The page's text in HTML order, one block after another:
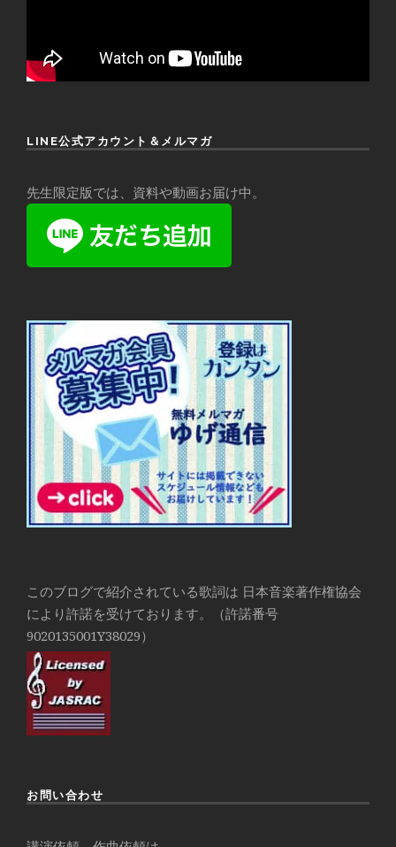
LINE公式アカウント＆メルマガ
先生限定版では、資料や動画お届け中。
このブログで紹介されている歌詞は 日本音楽著作権協会
により許諾を受けております。（許諾番号
9020135001Y38029）
お問い合わせ